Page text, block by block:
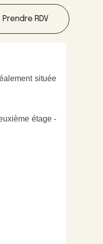
Prendre RDV
située
étage -